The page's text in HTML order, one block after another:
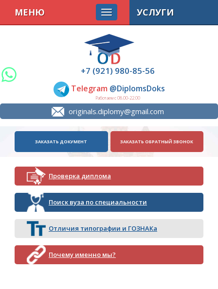
+7 (921) 980-85-56
Telegram @DiplomsDoks
Работаем с 08.00-22.00
originals.diplomy@gmail.com
МЕНЮ
ЗАКАЗАТЬ ДОКУМЕНТ ЗАКАЗАТЬ ОБРАТНЫЙ ЗВОНОК
Проверка диплома
Поиск вуза по специальности
Отличия типографии и ГОЗНАКа
Почему именно мы?
УСЛУГИ